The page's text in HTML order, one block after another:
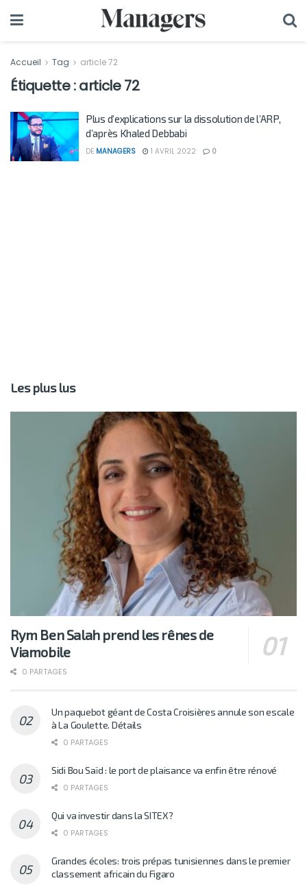
Accueil Tag article 72
Étiquette :article 72
Plus d’explications sur la dissolution de l’ARP,
d’après Khaled Debbabi
DE MANAGERS 1 AVRIL 2022 0
Les plus lus
Rym Ben Salah prend les rênes de
Viamobile
0 PARTAGES
Un paquebot géant de Costa Croisières annule son escale
à La Goulette. Détails
0 PARTAGES
Sidi Bou Saïd : le port de plaisance va enfin être rénové
0 PARTAGES
Qui va investir dans la SITEX?
0 PARTAGES
Grandes écoles: trois prépas tunisiennes dans le premier
classement africain du Figaro